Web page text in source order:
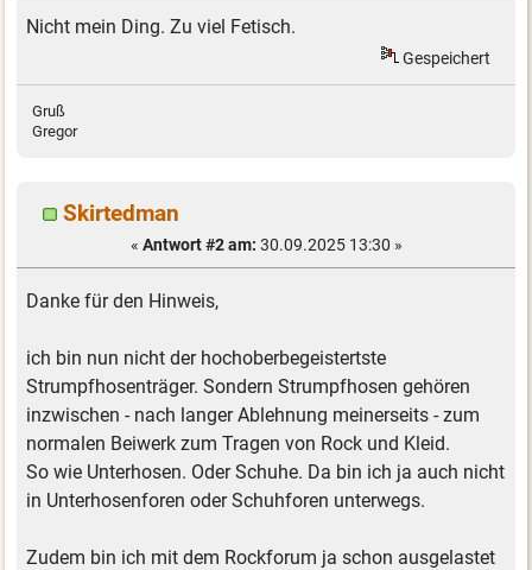
Nicht mein Ding. Zu viel Fetisch.
Gespeichert
Gruß
Gregor
Skirtedman
« Antwort #2 am: 30.09.2025 13:30 »
Danke für den Hinweis,
ich bin nun nicht der hochoberbegeistertste
Strumpfhosenträger. Sondern Strumpfhosen gehören
inzwischen - nach langer Ablehnung meinerseits - zum
normalen Beiwerk zum Tragen von Rock und Kleid.
So wie Unterhosen. Oder Schuhe. Da bin ich ja auch nicht
in Unterhosenforen oder Schuhforen unterwegs.
Zudem bin ich mit dem Rockforum ja schon ausgelastet